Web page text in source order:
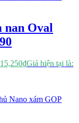
nan Oval
₫Giá hiện tại là: